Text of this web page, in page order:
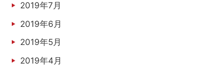
2019年7月
2019年6月
2019年5月
2019年4月